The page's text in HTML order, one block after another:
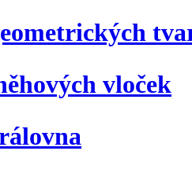
vloček